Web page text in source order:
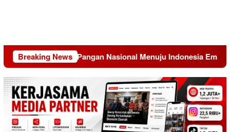
Breaking News
Sistem Pangan Nasional Menuju Indonesia Emas 2045